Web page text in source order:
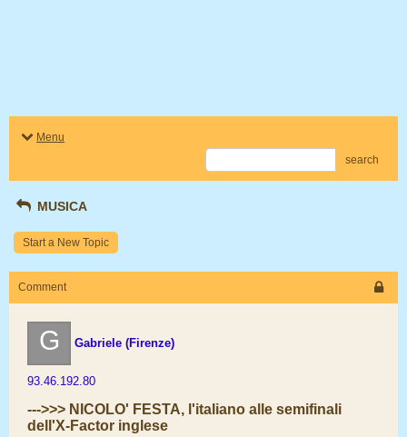
Menu
search
MUSICA
Start a New Topic
Comment
G Gabriele (Firenze)
93.46.192.80
--->>> NICOLO' FESTA, l'italiano alle semifinali
dell'X-Factor inglese